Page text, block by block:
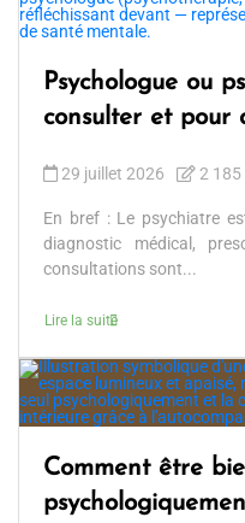
Psychologue ou
consulter et pour
29 juillet 2026 2
En bref : Le psychiatre
diagnostic médical,
consultations sont...
Lire la suite
Comment être